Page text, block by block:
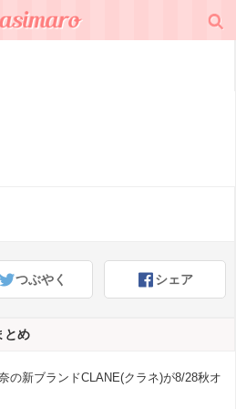
つぶやく シェア
とめ
の新ブランドCLANE(クラネ)が8/28秋オ